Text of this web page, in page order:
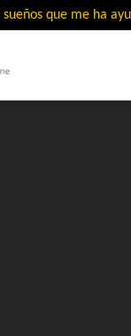
que me ha